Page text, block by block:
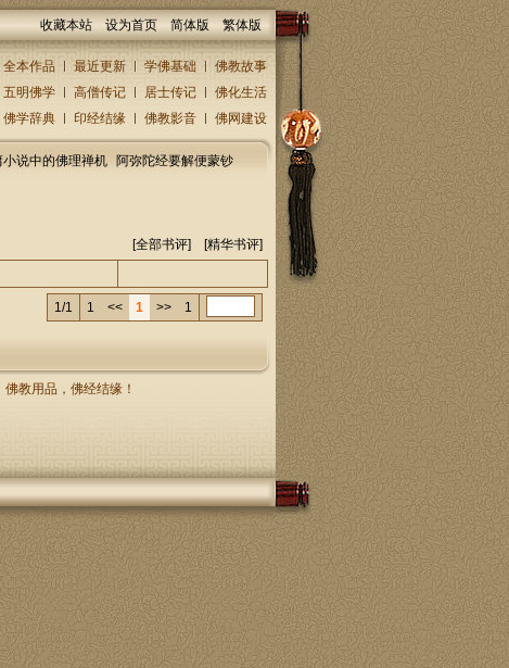
收藏本站 设为首页 简体版 繁体版
全本作品 最近更新 学佛基础
佛教故事
五明佛学 高僧传记 居士传记
佛化生活
佛学辞典 印经结缘 佛教影音 佛网建设
小说中的佛理禅机
阿弥陀经要解便蒙钞
[全部书评] [精华书评]
1/1 1 << 1 >> 1
教用品，佛经结缘！